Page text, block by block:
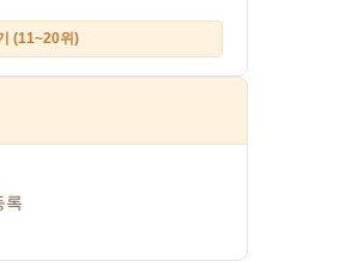
(11~20위)
록